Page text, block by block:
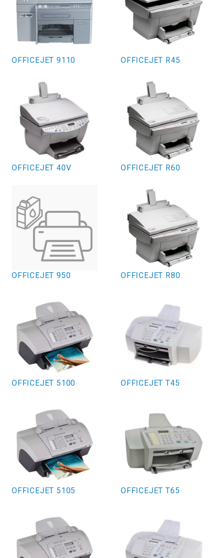
OFFICEJET 9110
OFFICEJET 40V
OFFICEJET 950
OFFICEJET 5100
OFFICEJET 5105
OFFICEJET R45
OFFICEJET R60
OFFICEJET R80
OFFICEJET T45
OFFICEJET T65